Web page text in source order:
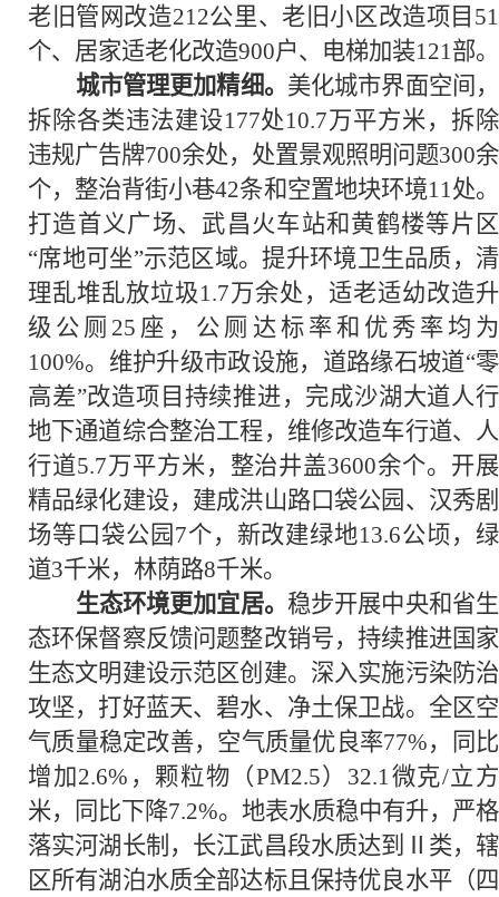
老旧管网改造212公里、老旧小区改造项目51
个、居家适老化改造900户、电梯加装121部。
城市管理更加精细。 美化城市界面空间，
拆除各类违法建设177处10.7万平方米，拆除
违规广告牌700余处，处置景观照明问题300余
个，整治背街小巷42条和空置地块环境11处。
打造首义广场、武昌火车站和黄鹤楼等片区
“席地可坐”示范区域。提升环境卫生品质，清
理乱堆乱放垃圾1.7万余处，适老适幼改造升
级公厕25座，公厕达标率和优秀率均为
100%。维护升级市政设施，道路缘石坡道“零
高差”改造项目持续推进，完成沙湖大道人行
地下通道综合整治工程，维修改造车行道、人
行道5.7万平方米，整治井盖3600余个。开展
精品绿化建设，建成洪山路口袋公园、汉秀剧
场等口袋公园7个，新改建绿地13.6公顷，绿
道3千米，林荫路8千米。
生态环境更加宜居。 稳步开展中央和省生
态环保督察反馈问题整改销号，持续推进国家
生态文明建设示范区创建。深入实施污染防治
攻坚，打好蓝天、碧水、净土保卫战。全区空
气质量稳定改善，空气质量优良率77%，同比
增加2.6%，颗粒物（PM2.5）32.1微克/立方
米，同比下降7.2%。地表水质稳中有升，严格
落实河湖长制，长江武昌段水质达到Ⅱ类，辖
区所有湖泊水质全部达标且保持优良水平（四